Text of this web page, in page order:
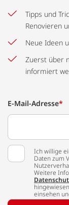
Tipps und
Renovieren
Neue Ideen
Zuerst über
informiert
E-Mail-Adresse*
Ich willige
Daten zum
Weitere
einsehen